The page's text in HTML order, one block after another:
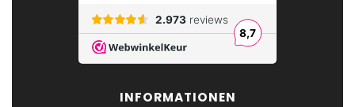
INFORMATIONEN